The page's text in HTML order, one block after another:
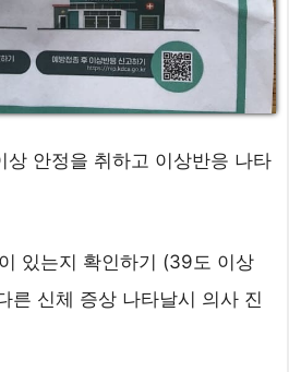
안정을 취하고 이상반응 나타
있는지 확인하기 (39도 이상
른 신체 증상 나타날시 의사 진